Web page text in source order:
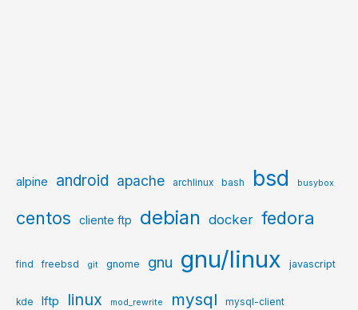
alpine android apache archlinux bash bsd busybox
centos cliente ftp debian docker fedora
find freebsd git gnome gnu gnu/linux javascript
kde lftp linux mod_rewrite mysql mysql-client